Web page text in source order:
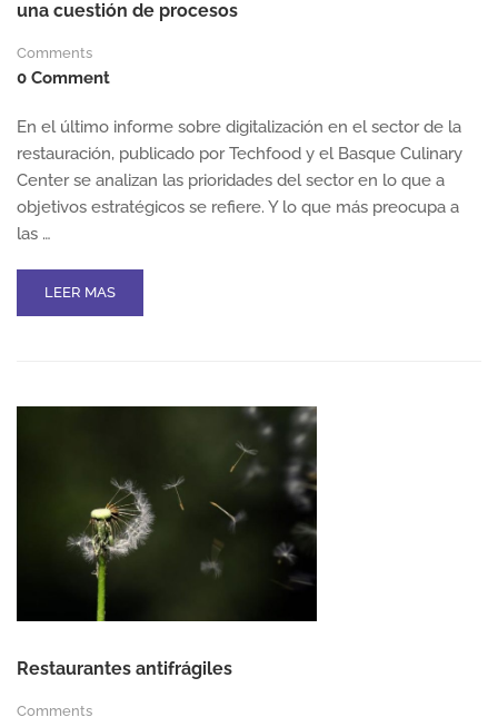
una cuestión de procesos
Comments
0 Comment
En el último informe sobre digitalización en el sector de la
restauración, publicado por Techfood y el Basque Culinary
Center se analizan las prioridades del sector en lo que a
objetivos estratégicos se refiere. Y lo que más preocupa a
las …
READ
MORE
PRODUCTIVOS
UNA
CUESTIÓN
PROCESOS
LEER MAS
Restaurantes antifrágiles
Comments